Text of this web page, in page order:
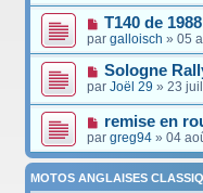
T140 de 1988
par galloisch » 05
Sologne
par Joël 29 » 23
remise en
par greg94 » 04
MOTOS ANGLAISES